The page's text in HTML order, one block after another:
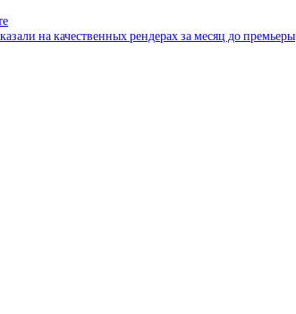
на качественных рендерах за месяц до премьеры